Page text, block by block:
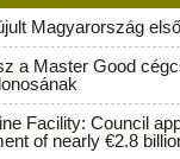
Magyarország
a Master Good
Facility: Council
of nearly €2.8